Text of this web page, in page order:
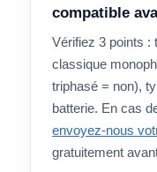
compatible
Vérifiez 3 points :
classique
triphasé = non),
batterie. En cas
envoyez-nous
gratuitement